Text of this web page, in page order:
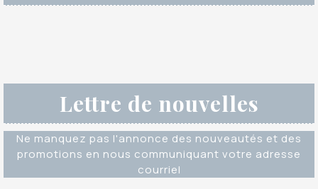
Lettre de nouvelles
Ne manquez pas l'annonce des nouveautés et des
promotions en nous communiquant votre adresse
courriel